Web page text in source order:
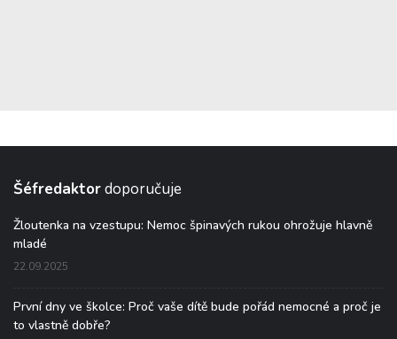
Šéfredaktordoporučuje
Žloutenka na vzestupu: Nemoc špinavých rukou ohrožuje hlavně
mladé
22.09.2025
První dny ve školce: Proč vaše dítě bude pořád nemocné a proč je
to vlastně dobře?